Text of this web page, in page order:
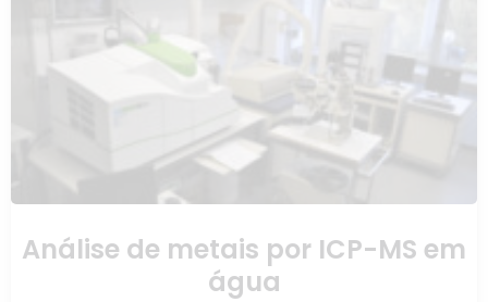
Análise de metais por ICP-MS em
água